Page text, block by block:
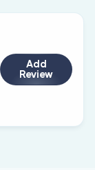
Add
Review